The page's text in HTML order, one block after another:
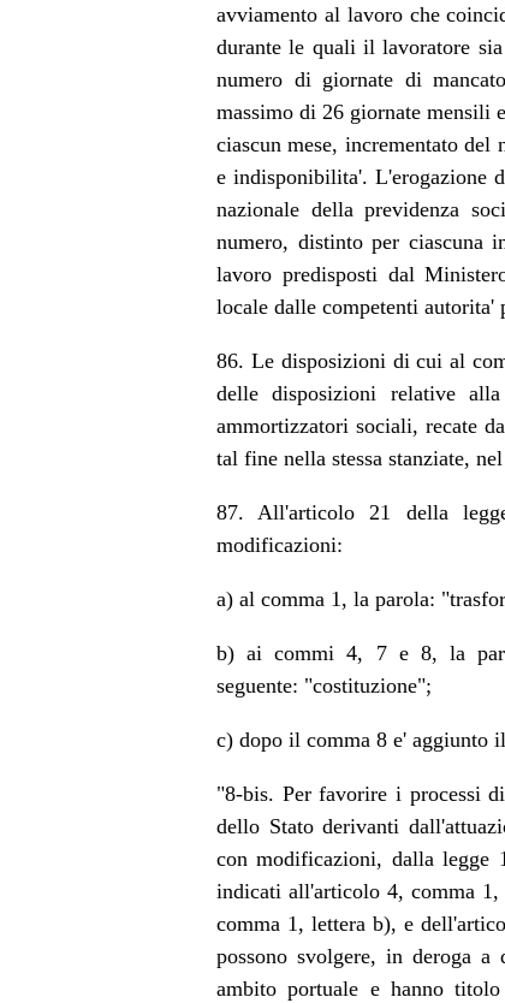
avviamento al lavoro che
durante le quali il lavoratore
numero di giornate di
massimo di 26 giornate mensili
ciascun mese, incrementato
e indisponibilita'. L'erogazione
nazionale della previdenza
numero, distinto per ciascuna
lavoro predisposti dal
locale dalle competenti
86. Le disposizioni di cui al
delle disposizioni relative
ammortizzatori sociali, recate
tal fine nella stessa stanziate,
87. All'articolo 21 della
modificazioni:
a) al comma 1, la parola:
b) ai commi 4, 7 e 8, la
seguente: "costituzione";
c) dopo il comma 8 e' aggiunto
"8-bis. Per favorire i processi
dello Stato derivanti
con modificazioni, dalla
indicati all'articolo 4, comma 1,
comma 1, lettera b), e
possono svolgere, in deroga
ambito portuale e hanno